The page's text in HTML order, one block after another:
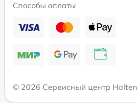
Способы оплаты
© 2026 Сервисный центр Halten